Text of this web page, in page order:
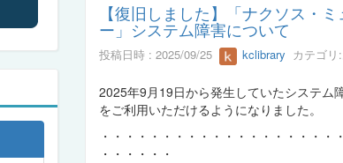
【復旧しました】「ナクソス・
ー」システム障害について
投稿日時 : 2025/09/25 kclibrary カテゴリ:
2025年9月19日から発生していたシステム
をご利用いただけるようになりました。
・・・・・・・・・・・・・・・・・・
・・・・・・